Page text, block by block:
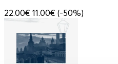
22.00€ 11.00€ (-50%)